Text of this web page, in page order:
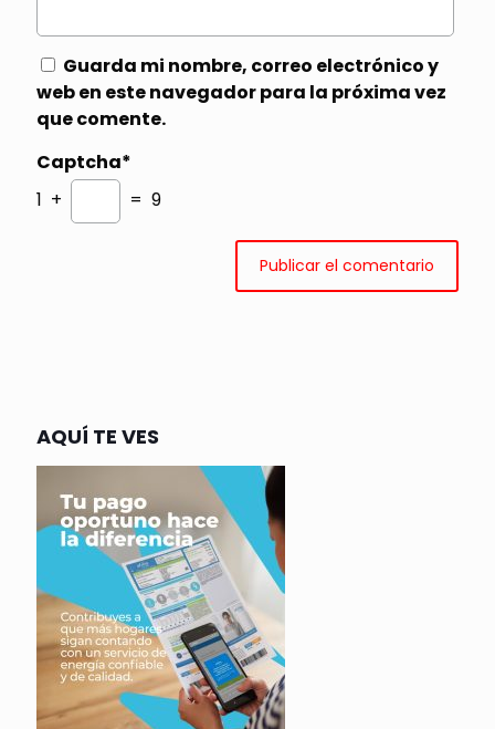
Guarda mi nombre, correo electrónico y
web en este navegador para la próxima vez
que comente.
Captcha*
1 +
= 9
AQUÍ TE VES